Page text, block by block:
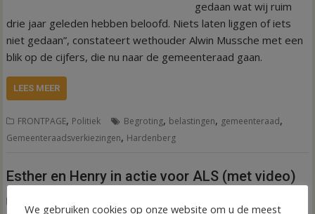
gedaan wat wij ruim
drie jaar geleden hebben beloofd. Niets laten liggen of iets
niet gedaan”, constateert wethouder Alwin Mussche met een
blik op de cijfers, die nu naar de gemeenteraad gaan.
LEES MEER
FRONTPAGE, Politiek Begroting, belastingen, gemeenteraad,
Gemeenteraadsverkiezingen, Hardenberg
Esther en Henry in actie voor ALS (met video)
We gebruiken cookies op onze website om u de meest